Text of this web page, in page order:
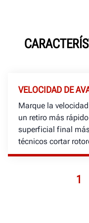
1
VELOCIDAD DE
Marque la
un retiro más
superficial final
técnicos cortar